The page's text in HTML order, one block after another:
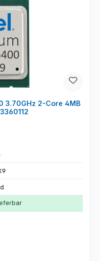
3.70GHz 2-Core 4MB